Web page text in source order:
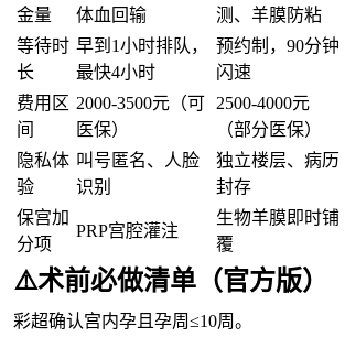
金量
体血回输
测、羊膜防粘
等待时
长
早到1小时排队，
最快4小时
预约制，90分钟
闪速
费用区
间
2000-3500元（可
医保）
2500-4000元
（部分医保）
隐私体
验
叫号匿名、人脸
识别
独立楼层、病历
封存
保宫加
分项
PRP宫腔灌注
生物羊膜即时铺
覆
⚠️术前必做清单（官方版）
彩超确认宫内孕且孕周≤10周。